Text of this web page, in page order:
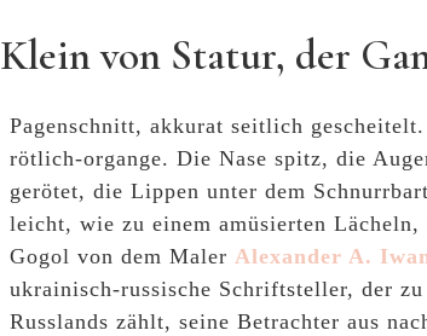
Klein von Statur, der
Pagenschnitt, akkurat seitlich
rötlich-organge. Die Nase spitz, die
gerötet, die Lippen unter dem
leicht, wie zu einem amüsierten Lächeln,
Gogol von dem MalerAlexander A.
ukrainisch-russische Schriftsteller, der
Russlands zählt, seine Betrachter aus